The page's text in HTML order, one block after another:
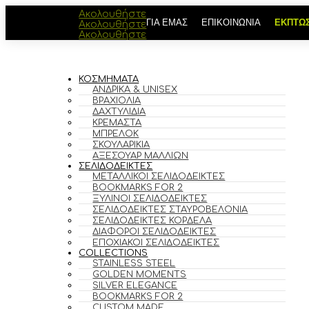
Ακολουθήστε
Ακολουθήστε
Ακολουθήστε
ΓΙΑ ΕΜΑΣ ΕΠΙΚΟΙΝΩΝΙΑ
ΚΟΣΜΗΜΑΤΑ
ΑΝΔΡΙΚΆ & UNISEX
ΒΡΑΧΙΌΛΙΑ
ΔΑΧΤΥΛΊΔΙΑ
ΚΡΕΜΑΣΤΆ
ΜΠΡΕΛΌΚ
ΣΚΟΥΛΑΡΊΚΙΑ
ΑΞΕΣΟΥΆΡ ΜΑΛΛΙΏΝ
ΣΕΛΙΔΟΔΕΙΚΤΕΣ
ΜΕΤΑΛΛΙΚΟΊ ΣΕΛΙΔΟΔΕΊΚΤΕΣ
BOOKMARKS FOR 2
ΞΎΛΙΝΟΙ ΣΕΛΙΔΟΔΕΊΚΤΕΣ
ΣΕΛΙΔΟΔΕΊΚΤΕΣ ΣΤΑΥΡΟΒΕΛΟΝΙΆ
ΣΕΛΙΔΟΔΕΊΚΤΕΣ ΚΟΡΔΈΛΑ
ΔΙΆΦΟΡΟΙ ΣΕΛΙΔΟΔΕΊΚΤΕΣ
ΕΠΟΧΙΑΚΟΊ ΣΕΛΙΔΟΔΕΊΚΤΕΣ
COLLECTIONS
STAINLESS STEEL
GOLDEN MOMENTS
SILVER ELEGANCE
BOOKMARKS FOR 2